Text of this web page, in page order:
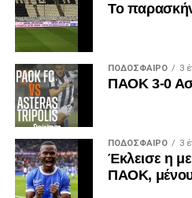
Το
ΠΟΔΌΣΦΑΙΡΟ 3
ΠΑΟΚ 3-0
ΠΟΔΌΣΦΑΙΡΟ 3
Έκλεισε η
ΠΑΟΚ,